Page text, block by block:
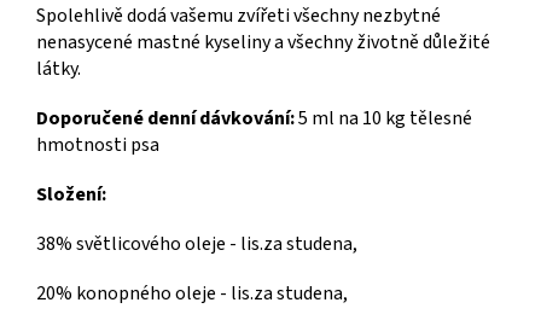
Spolehlivě dodá vašemu zvířeti všechny nezbytné
nenasycené mastné kyseliny a všechny životně důležité
látky.
Doporučené dennídávkování:5 ml na 10 kg tělesné
hmotnosti psa
Složení:
38% světlicového oleje - lis.za studena,
20% konopného oleje - lis.za studena,